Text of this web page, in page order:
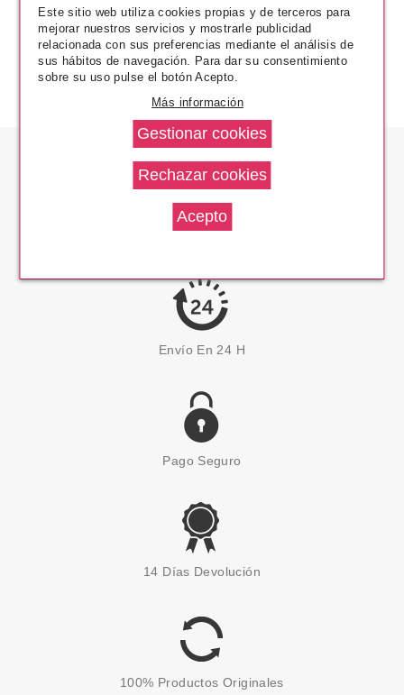
Envío En 24 H
Pago Seguro
14 Días Devolución
100% Productos Originales
Este sitio web utiliza cookies propias y de terceros para
mejorar nuestros servicios y mostrarle publicidad
relacionada con sus preferencias mediante el análisis de
sus hábitos de navegación. Para dar su consentimiento
sobre su uso pulse el botón Acepto.
Más información